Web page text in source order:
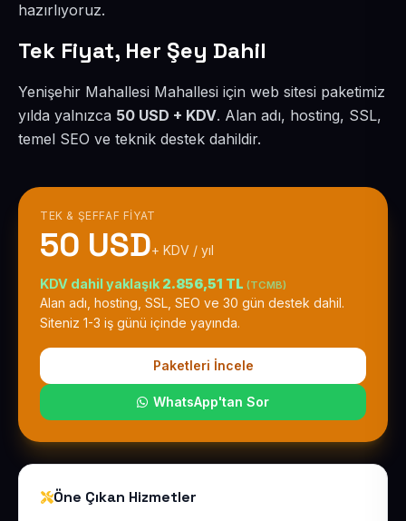
hazırlıyoruz.
Tek Fiyat, Her Şey Dahil
Yenişehir Mahallesi Mahallesi için web sitesi paketimiz
yılda yalnızca 50 USD + KDV. Alan adı, hosting, SSL,
temel SEO ve teknik destek dahildir.
TEK & ŞEFFAF FIYAT
50 USD+ KDV / yıl
KDV dahil yaklaşık 2.856,51 TL (TCMB)
Alan adı, hosting, SSL, SEO ve 30 gün destek dahil.
Siteniz 1-3 iş günü içinde yayında.
Paketleri İncele
WhatsApp'tan Sor
Öne Çıkan Hizmetler